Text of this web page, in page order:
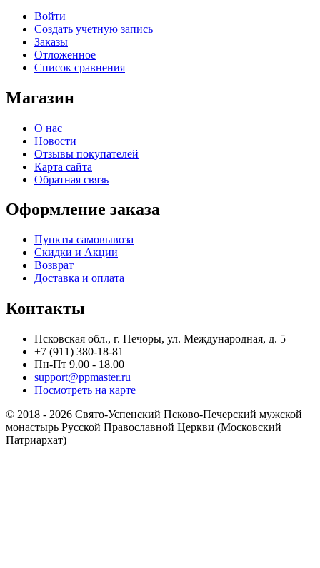
Войти
Создать учетную запись
Заказы
Отложенное
Список сравнения
Магазин
О нас
Новости
Отзывы покупателей
Карта сайта
Обратная связь
Оформление заказа
Пункты самовывоза
Скидки и Акции
Возврат
Доставка и оплата
Контакты
Псковская обл., г. Печоры, ул. Международная, д. 5
+7 (911) 380-18-81
Пн-Пт 9.00 - 18.00
support@ppmaster.ru
Посмотреть на карте
© 2018 - 2026 Свято-Успенский Псково-Печерский мужской
монастырь Русской Православной Церкви (Московский
Патриархат)